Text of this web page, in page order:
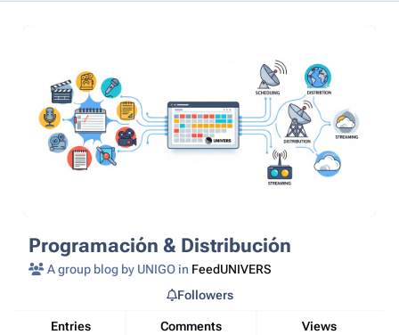
Programación & Distribución
A group blog by UNIGO in FeedUNIVERS
Entries
Comments
Views
Followers